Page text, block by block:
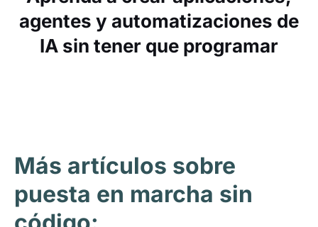
agentes y automatizaciones de
IA sin tener que programar
Más artículos sobre
puesta en marcha sin